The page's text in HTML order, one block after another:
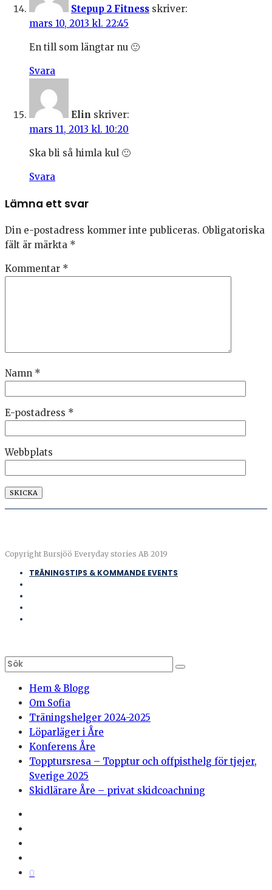
Stepup 2 Fitness skriver:
mars 10, 2013 kl. 22:45
En till som längtar nu 🙂
Svara
Elin skriver:
mars 11, 2013 kl. 10:20
Ska bli så himla kul 🙂
Svara
Lämna ett svar
Din e-postadress kommer inte publiceras. Obligatoriska
fält är märkta *
Kommentar *
Namn *
E-postadress *
Webbplats
Copyright Bursjöö Everyday stories AB 2019
TRÄNINGSTIPS & KOMMANDE EVENTS
Hem & Blogg
Om Sofia
Träningshelger 2024-2025
Löparläger i Åre
Konferens Åre
Topptursresa – Topptur och offpisthelg för tjejer,
Sverige 2025
Skidlärare Åre – privat skidcoachning
0